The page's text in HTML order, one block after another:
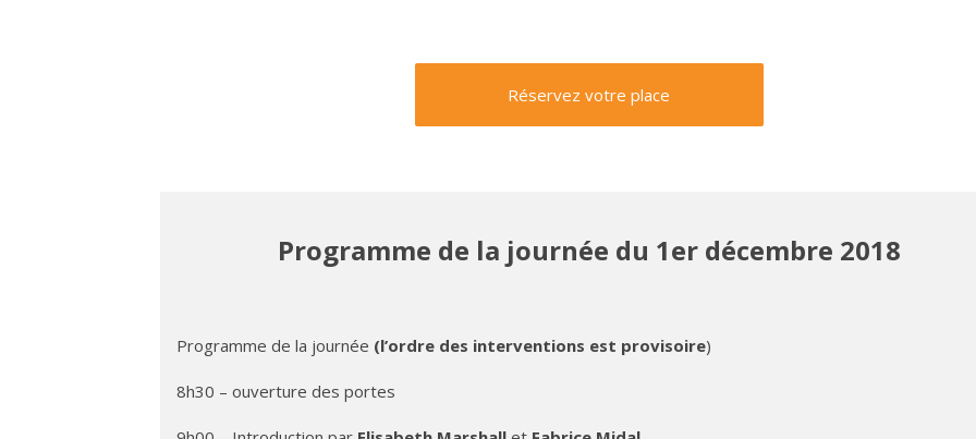
Réservez votre place
Programme de la journée du 1er décembre 2018
Programme de la journée (l’ordre des interventions est provisoire)
8h30 – ouverture des portes